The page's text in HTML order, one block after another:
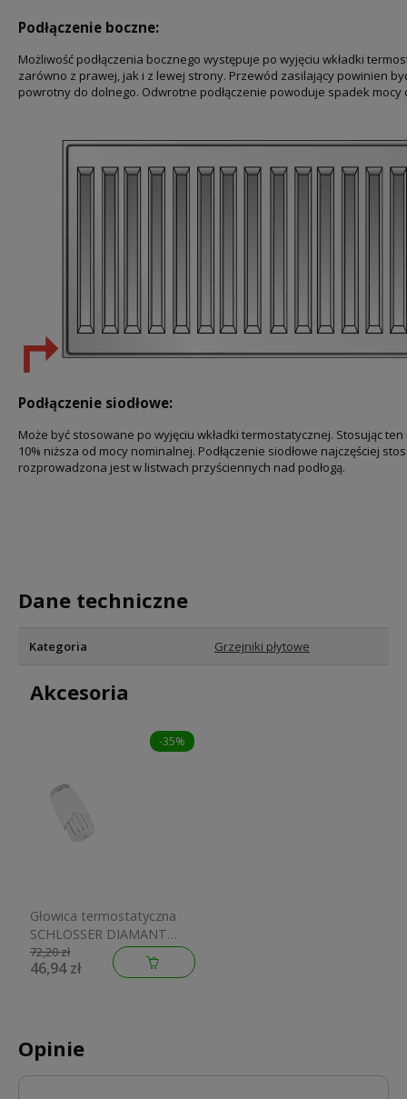
Podłączenie boczne:
Możliwość podłączenia bocznego występuje po wyjęciu wkładki
zarówno z prawej, jak i z lewej strony. Przewód zasilający powinien
powrotny do dolnego. Odwrotne podłączenie powoduje spadek mocy
Podłączenie siodłowe:
Może być stosowane po wyjęciu wkładki termostatycznej. Stosując
10% niższa od mocy nominalnej. Podłączenie siodłowe najczęściej
rozprowadzona jest w listwach przyściennych nad podłogą.
Dane techniczne
Kategoria Grzejniki płytowe
Akcesoria
-35%
Głowica termostatyczna
SCHLOSSER DIAMANT
M30x1,5 biała 600100001
72,20 zł
46,94 zł
Opinie